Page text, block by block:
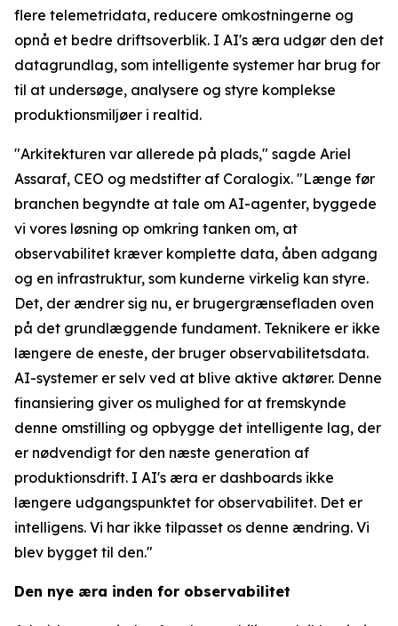
flere telemetridata, reducere omkostningerne og
opnå et bedre driftsoverblik. I AI's æra udgør den det
datagrundlag, som intelligente systemer har brug for
til at undersøge, analysere og styre komplekse
produktionsmiljøer i realtid.
"Arkitekturen var allerede på plads," sagde Ariel
Assaraf, CEO og medstifter af Coralogix. "Længe før
branchen begyndte at tale om AI-agenter, byggede
vi vores løsning op omkring tanken om, at
observabilitet kræver komplette data, åben adgang
og en infrastruktur, som kunderne virkelig kan styre.
Det, der ændrer sig nu, er brugergrænsefladen oven
på det grundlæggende fundament. Teknikere er ikke
længere de eneste, der bruger observabilitetsdata.
AI-systemer er selv ved at blive aktive aktører. Denne
finansiering giver os mulighed for at fremskynde
denne omstilling og opbygge det intelligente lag, der
er nødvendigt for den næste generation af
produktionsdrift. I AI's æra er dashboards ikke
længere udgangspunktet for observabilitet. Det er
intelligens. Vi har ikke tilpasset os denne ændring. Vi
blev bygget til den."
Den nye æra inden for observabilitet